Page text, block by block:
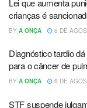
crianças é
BY A ONÇA 6 DE
Diagnóstico tardio
para o câncer de
BY A ONÇA 6 DE
STF suspende